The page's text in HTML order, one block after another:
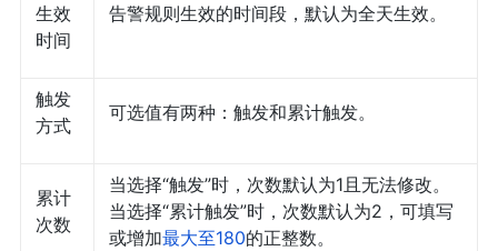
生效
时间
告警规则生效的时间段，默认为全天生效。
触发
方式
可选值有两种：触发和累计触发。
累计
次数
当选择“触发”时，次数默认为1且无法修改。
当选择“累计触发”时，次数默认为2，可填写
或增加最大至180的正整数。